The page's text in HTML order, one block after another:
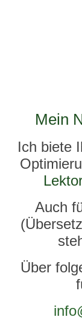
Mein
Ich biete
Auch
Über